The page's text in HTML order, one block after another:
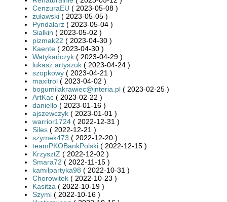
CenzuraEU ( 2023-05-08 )
żuławski ( 2023-05-05 )
Pyndalarz ( 2023-05-04 )
Sialkin ( 2023-05-02 )
pizmak22 ( 2023-04-30 )
Kaente ( 2023-04-30 )
Watykańczyk ( 2023-04-29 )
lukasz.artyszuk ( 2023-04-24 )
szopkowy ( 2023-04-21 )
maxitrol ( 2023-04-02 )
bogumilakrawiec@interia.pl ( 2023-02-25 )
ArtKac ( 2023-02-22 )
daniello ( 2023-01-16 )
ajszewczyk ( 2023-01-01 )
warrior1724 ( 2022-12-31 )
Siles ( 2022-12-21 )
szymek473 ( 2022-12-20 )
teamPKOBankPolski ( 2022-12-15 )
KrzysztZ ( 2022-12-02 )
Smara72 ( 2022-11-15 )
kamilpartyka98 ( 2022-10-31 )
Chorowitek ( 2022-10-23 )
Kasitza ( 2022-10-19 )
Szymi ( 2022-10-16 )